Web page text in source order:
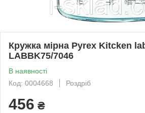
Кружка мірна Pyrex Kitcken
LABBK75/7046
В наявності
Код: 0004668
Роздріб
456 ₴